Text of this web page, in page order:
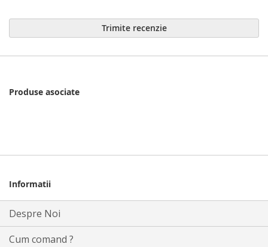
Trimite recenzie
Produse asociate
Informatii
Despre Noi
Cum comand ?